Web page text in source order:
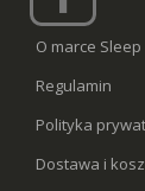
O marce
Regulamin
Polityka
Dostawa i